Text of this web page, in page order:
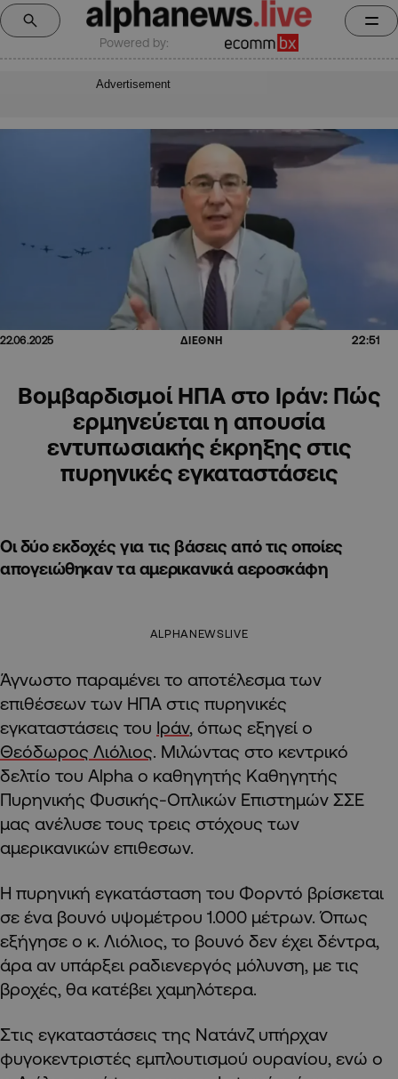
Powered by:
Advertisement
22.06.2025 ΔΙΕΘΝΗ 22:51
Βομβαρδισμοί ΗΠΑ στο Ιράν: Πώς
ερμηνεύεται η απουσία
εντυπωσιακής έκρηξης στις
πυρηνικές εγκαταστάσεις
Οι δύο εκδοχές για τις βάσεις από τις οποίες
απογειώθηκαν τα αμερικανικά αεροσκάφη
ALPHANEWSLIVE
Άγνωστο παραμένει το αποτέλεσμα των
επιθέσεων των ΗΠΑ στις πυρηνικές
εγκαταστάσεις του Ιράν, όπως εξηγεί ο
Θεόδωρος Λιόλιος. Μιλώντας στο κεντρικό
δελτίο του Alpha ο καθηγητής Καθηγητής
Πυρηνικής Φυσικής-Οπλικών Επιστημών ΣΣΕ
μας ανέλυσε τους τρεις στόχους των
αμερικανικών επιθεσων.
Η πυρηνική εγκατάσταση του Φορντό βρίσκεται
σε ένα βουνό υψομέτρου 1.000 μέτρων. Όπως
εξήγησε ο κ. Λιόλιος, το βουνό δεν έχει δέντρα,
άρα αν υπάρξει ραδιενεργός μόλυνση, με τις
βροχές, θα κατέβει χαμηλότερα.
Στις εγκαταστάσεις της Νατάνζ υπήρχαν
φυγοκεντριστές εμπλουτισμού ουρανίου, ενώ ο